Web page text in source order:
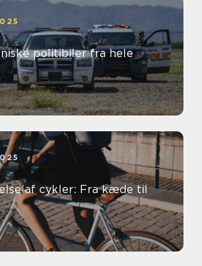
politibiler fra hele
af cykler: Fra kæde til